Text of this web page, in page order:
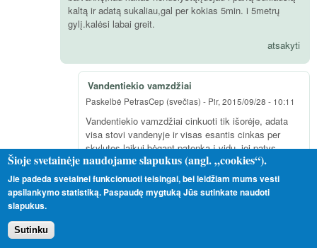
kaltą ir adatą sukaliau,gal per kokias 5min. i 5metrų
gylį.kalėsi labai greit.
atsakyti
Vandentiekio vamzdžiai
Paskelbė PetrasCep (svečias) - Pir, 2015/09/28 - 10:11
Vandentiekio vamzdžiai cinkuoti tik išorėje, adata
visa stovi vandenyje ir visas esantis cinkas per
skylutes laikui bėgant patenka į vidų, jei patys
nesuprantate tokio elementaraus dalyko, prašyčiau
neklaidinti ir nenuodyti žmonių. Paskaitykite užrašus
ant cinkuoto kibiro dugno ir tada galėsite man
padėkoti. Daugiau nebetrukdysiu nuodytis ir
Šioje svetainėje naudojame slapukus (angl. „cookies“).
Jie padeda svetainei funkcionuoti teisingai, bei leidžiam mums vesti
apsilankymo statistiką. Paspaudę mygtuką Jūs sutinkate naudoti
slapukus.
Sutinku